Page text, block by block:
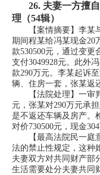
26. 夫妻一方擅
理（54辑）
【案情摘要】李某与
期间程某给冯某现金20
款530500元，通过变
支付3049928元。此外
款290万元。李某起诉
辆、住房一套，张某返
【法院处理】一审判
元，张某对290万元承
是不返还车辆及房产。
对价730500元，现金
【最高法院民一庭意
法的禁止性规定，这种
夫妻双方对共同财产部
生活需要处分夫妻共同